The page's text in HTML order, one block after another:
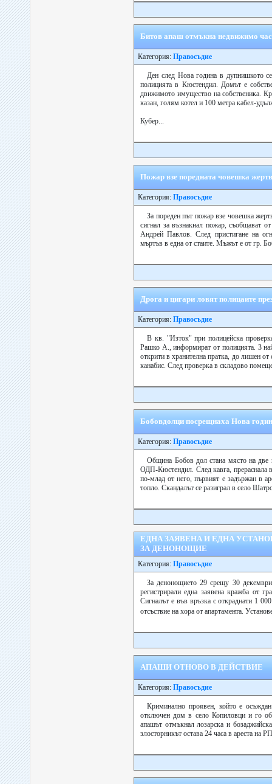
Битов апаш отмъкна недвижимо
Категория: Правосъдие
Ден след Нова година в дупнишкото
полицията в Кюстендил. Домът е
движимото имущество на собственика.
казан, голям котел и 100 метра кабел-
Кубер...
Пожар взе поредната човешка
Категория: Правосъдие
За пореден път пожар взе човешка
сигнал за възнакнал пожар,
Андрей Павлов. След пристигане на
мъртъв в една от стаите. Мъжът е от гр.
Дрога и цигари ловят полицаите
Категория: Правосъдие
В кв. "Изток" при полицейска
Рашко А., информират от полицията. 3
открити в хранителна пратка, до лишен
канабис. След проверка в складово
Бобовдолци посрещнаха Нова
Категория: Правосъдие
Община Бобов дол стана място на две
ОДП-Кюстендил. След кавга,
по-млад от него, първият е задържан в
топло. Скандалът се разиграл в село
ЕДНА ЗАЯВЕНА И ЕДНА
ЗА ДЕНОНОЩИЕ
Категория: Правосъдие
За денонощието 29 срещу 30
регистрирали една заявена кражба от
Сигналът е във връзка с откраднати 1
отсъствие на хора от апартамента.
АПАШИ ОТНОВО В ДЕЙСТВИЕ
Категория: Правосъдие
Криминално проявен, който е
отключен дом в село Копиловци и го
апашът отмъкнал лозарска и
злосторникът остава 24 часа в ареста на